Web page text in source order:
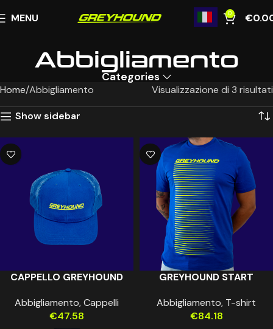
MENU 0 €
Abbigliamento
Categories
Home Abbigliamento Visualizzazione di 3 risultati
Show sidebar
CAPPELLO GREYHOUND
Abbigliamento,Cappelli
€47.58
GREYHOUND START
Abbigliamento, T-shirt
€84.18